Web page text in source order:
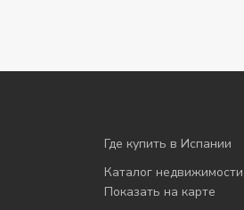
Где купить в Испании
Каталог недвижимости
Показать на карте